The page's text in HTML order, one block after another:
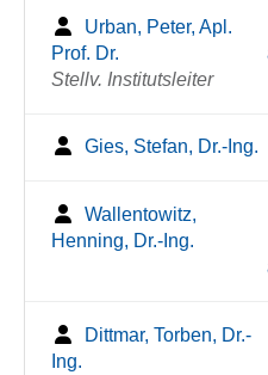
Urban, Peter, Apl.
Prof. Dr.
Stellv. Institutsleiter
Gies, Stefan, Dr.-Ing.
Wallentowitz,
Henning, Dr.-Ing.
Dittmar, Torben, Dr.-
Ing.